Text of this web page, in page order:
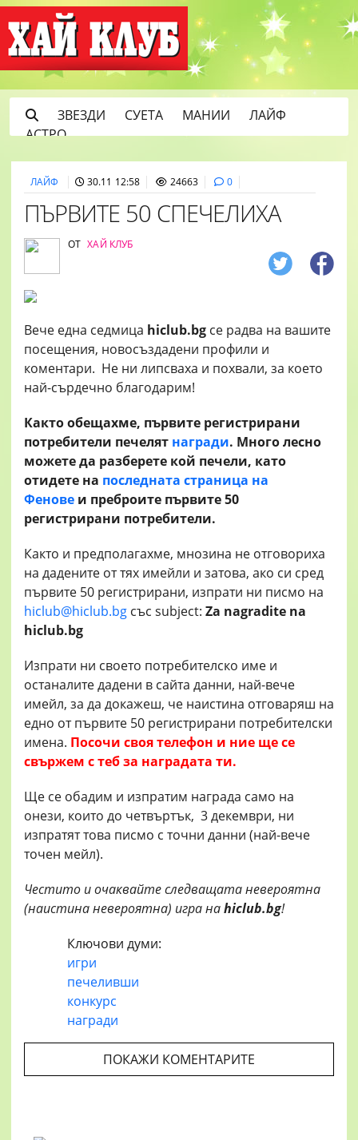
ЗВЕЗДИ СУЕТА МАНИИ
ЛАЙФ
АСТРО
ЛАЙФ 30.11 12:58 24663 0
ПЪРВИТЕ 50 СПЕЧЕЛИХА
ОТ ХАЙ КЛУБ
Вече една седмица hiclub.bg се радва на вашите
посещения, новосъздадени профили и
коментари. Не ни липсваха и похвали, за което
най-сърдечно благодарим!
Както обещахме, първите регистрирани
потребители печелят награди. Много лесно
можете да разберете кой печели, като
отидете на последната страница на
Фенове и преброите първите 50
регистрирани потребители.
Както и предполагахме, мнозина не отговориха
на дадените от тях имейли и затова, ако си сред
първите 50 регистрирани, изпрати ни писмо на
hiclub@hiclub.bg със subject: Za nagradite na
hiclub.bg
Изпрати ни своето потребителско име и
останалите дадени в сайта данни, най-вече
имейл, за да докажеш, че наистина отговаряш на
едно от първите 50 регистрирани потребителски
имена. Посочи своя телефон и ние ще се
свържем с теб за наградата ти.
Ще се обадим и изпратим награда само на
онези, които до четвъртък, 3 декември, ни
изпратят това писмо с точни данни (най-вече
точен мейл).
Честито и очаквайте следващата невероятна
(наистина невероятна) игра наhiclub.bg!
Ключови думи:
игри
печеливши
конкурс
награди
ПОКАЖИ КОМЕНТАРИТЕ